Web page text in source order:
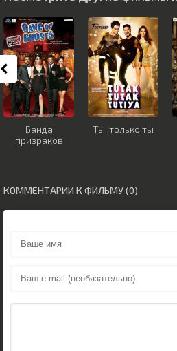
Банда
призраков
Ты, только ты
КОММЕНТАРИИ К ФИЛЬМУ (0)